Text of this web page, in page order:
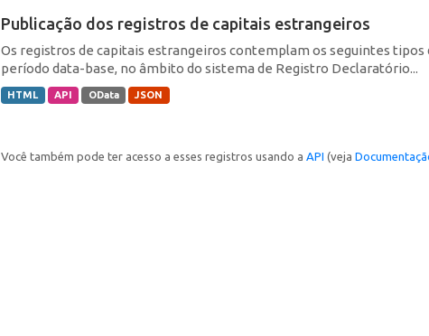
Publicação dos registros de capitais estrangeiros
Os registros de capitais estrangeiros contemplam os seguintes tipos
período data-base, no âmbito do sistema de Registro Declaratório...
HTML API OData JSON
Você também pode ter acesso a esses registros usando a API (veja